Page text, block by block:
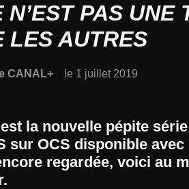
N’EST PAS UNE
LES AUTRES
CANAL+ le 1 juillet 2019
la nouvelle pépite
sur OCS disponible
regardée, voici au